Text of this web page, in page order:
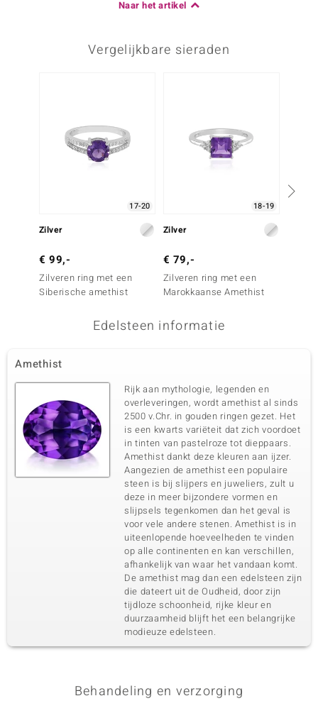
Naar het artikel
Vergelijkbare sieraden
17-20
Zilver
€ 99,-
Zilveren ring met een
Siberische amethist
18-19
Zilver
€ 79,-
Zilveren ring met een
Marokkaanse Amethist
Edelsteen informatie
Amethist
Rijk aan mythologie, legenden en
overleveringen, wordt amethist al sinds
2500 v.Chr. in gouden ringen gezet. Het
is een kwarts variëteit dat zich voordoet
in tinten van pastelroze tot dieppaars.
Amethist dankt deze kleuren aan ijzer.
Aangezien de amethist een populaire
steen is bij slijpers en juweliers, zult u
deze in meer bijzondere vormen en
slijpsels tegenkomen dan het geval is
voor vele andere stenen. Amethist is in
uiteenlopende hoeveelheden te vinden
op alle continenten en kan verschillen,
afhankelijk van waar het vandaan komt.
De amethist mag dan een edelsteen zijn
die dateert uit de Oudheid, door zijn
tijdloze schoonheid, rijke kleur en
duurzaamheid blijft het een belangrijke
modieuze edelsteen.
Behandeling en verzorging